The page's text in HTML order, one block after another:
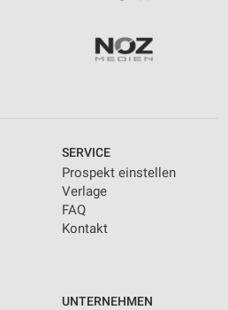
SERVICE
Prospekt einstellen
Verlage
FAQ
Kontakt
UNTERNEHMEN